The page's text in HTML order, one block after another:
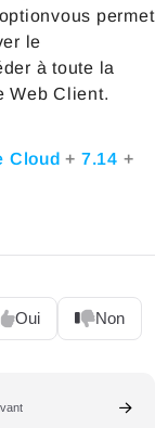
permet
le
à toute la
Web Client.
Cloud+ 7.14 +
Oui Non